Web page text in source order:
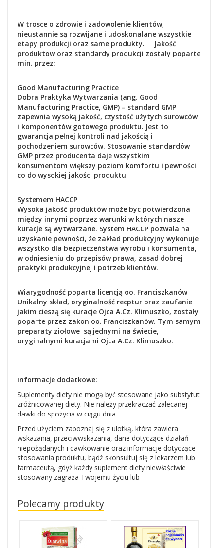
W trosce o zdrowie i zadowolenie klientów,
nieustannie są rozwijane i udoskonalane wszystkie
etapy produkcji oraz same produkty. Jakość
produktow oraz standardy produkcji zostaly poparte
min. przez:
Good Manufacturing Practice
Dobra Praktyka Wytwarzania (ang. Good
Manufacturing Practice, GMP) – standard GMP
zapewnia wysoką jakość, czystość użytych surowców
i komponentów gotowego produktu. Jest to
gwarancja pełnej kontroli nad jakością i
pochodzeniem surowców. Stosowanie standardów
GMP przez producenta daje wszystkim
konsumentom większy poziom komfortu i pewności
co do wysokiej jakości produktu.
Systemem HACCP
Wysoka jakość produktów może byc potwierdzona
między innymi poprzez warunki w których nasze
kuracje są wytwarzane. System HACCP pozwala na
uzyskanie pewności, że zakład produkcyjny wykonuje
wszystko dla bezpieczeństwa wyrobu i konsumenta,
w odniesieniu do przepisów prawa, zasad dobrej
praktyki produkcyjnej i potrzeb klientów.
Wiarygodność poparta licencją oo. Franciszkanów
Unikalny skład, oryginalność recptur oraz zaufanie
jakim cieszą się kuracje Ojca A.Cz. Klimuszko, zostały
poparte przez zakon oo. Franciszkanów. Tym samym
preparaty ziołowe są jednymi na świecie,
oryginalnymi kuracjami Ojca A.Cz. Klimuszko.
Informacje dodatkowe:
Suplementy diety nie mogą być stosowane jako substytut
zróżnicowanej diety. Nie należy przekraczać zalecanej
dawki do spożycia w ciągu dnia.
Przed użyciem zapoznaj się z ulotką, która zawiera
wskazania, przeciwwskazania, dane dotyczące działań
niepożądanych i dawkowanie oraz informacje dotyczące
stosowania produktu, bądź skonsultuj się z lekarzem lub
farmaceutą, gdyż każdy suplement diety niewłaściwie
stosowany zagraża Twojemu życiu lub
Polecamy produkty